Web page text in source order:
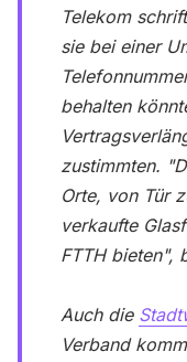
Telekom
sie bei einer
behalten
zustimmten.
Orte, von Tür
verkaufte
FTTH bieten",
Auch die
Verband